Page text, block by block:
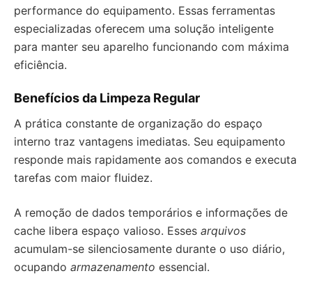
performance do equipamento. Essas ferramentas
especializadas oferecem uma solução inteligente
para manter seu aparelho funcionando com máxima
eficiência.
Benefícios da Limpeza Regular
A prática constante de organização do espaço
interno traz vantagens imediatas. Seu equipamento
responde mais rapidamente aos comandos e executa
tarefas com maior fluidez.
A remoção de dados temporários e informações de
cache libera espaço valioso. Esses arquivos
acumulam-se silenciosamente durante o uso diário,
ocupando armazenamento essencial.